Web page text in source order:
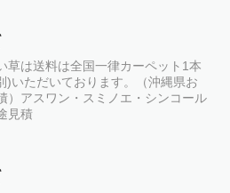
草は送料は全国一律カーペット1本
)いただいております。（沖縄県お
）アスワン・スミノエ・シンコール
見積